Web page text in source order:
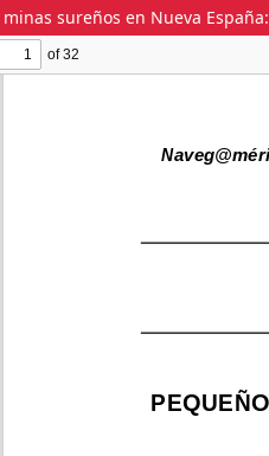
sureños en Nueva España: